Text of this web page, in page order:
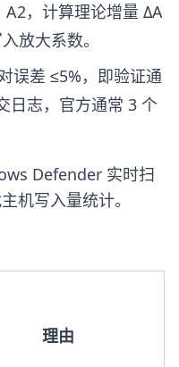
，计算理论增量 ΔA
放大系数。
误差 ≤5%，即验证通
日志，官方通常 3 个
Defender 实时扫
机写入量统计。
理由